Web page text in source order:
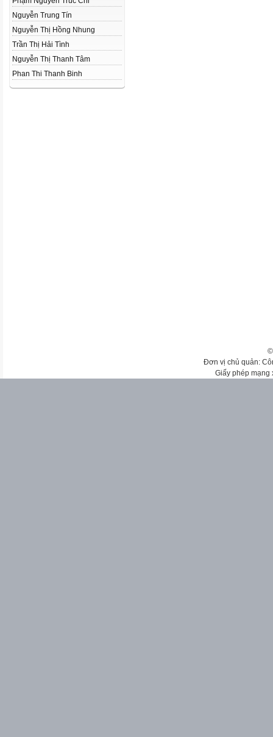
Nguyễn Trung Tín
Nguyễn Thị Hồng Nhung
Trần Thị Hải Tình
Nguyễn Thị Thanh Tâm
Phan Thi Thanh Binh
Đơn vị chủ quản:
Giấy phép mạng